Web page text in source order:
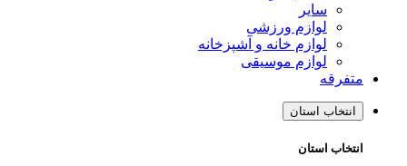
سایر
لوازم ورزشی
لوازم خانه و آشپزخانه
لوازم موسیقی
متفرقه
انتخاب استان
انتخاب استان